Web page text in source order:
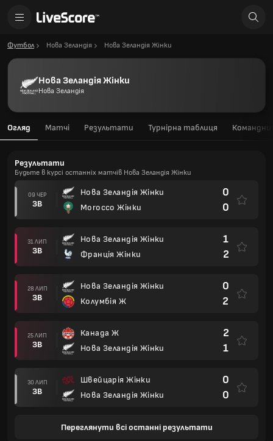
Футбол Нова Зеландія Нова Зеландія Жінки
Нова Зеландія Жінки
Нова Зеландія
Огляд Матчі Результати Турнірна таблиця
Результати
Будьте в курсі останніх матчів Нова Зеландія Жінки
09 ЧЕР
ЗВ
Нова Зеландія Жінки
Morocco Жінки
0
0
31 ЛИП
ЗВ
Нова Зеландія Жінки
Франція Жінки
1
2
28 ЛИП
ЗВ
Нова Зеландія Жінки
Колумбія Ж
0
2
25 ЛИП
ЗВ
Канада Ж
Нова Зеландія Жінки
2
1
30 ЛИП
ЗВ
Швейцарія Жінки
Нова Зеландія Жінки
0
0
Переглянути всі останні результати